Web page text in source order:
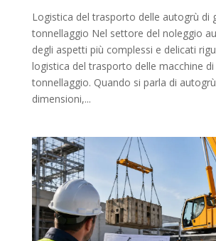
Logistica del trasporto delle autogrù di
tonnellaggio Nel settore del noleggio
degli aspetti più complessi e delicati
logistica del trasporto delle macchine di
tonnellaggio. Quando si parla di
dimensioni,...